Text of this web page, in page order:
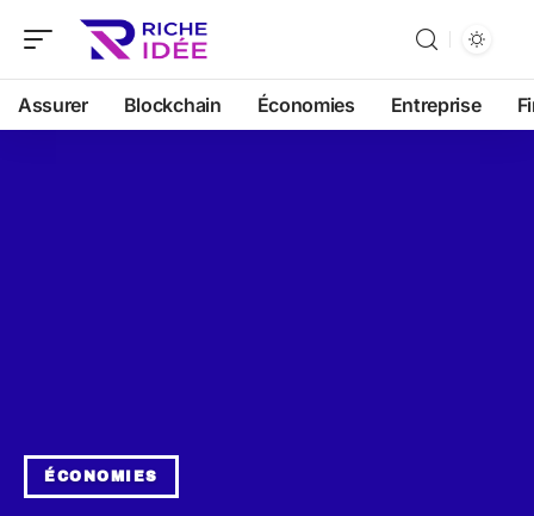
Assurer Blockchain Économies Entreprise
ÉCONOMIES